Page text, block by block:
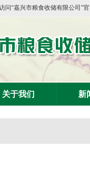
问“嘉兴市粮食收储有限公司”官
关于我们 新